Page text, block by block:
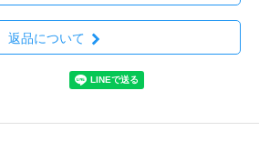
返品について